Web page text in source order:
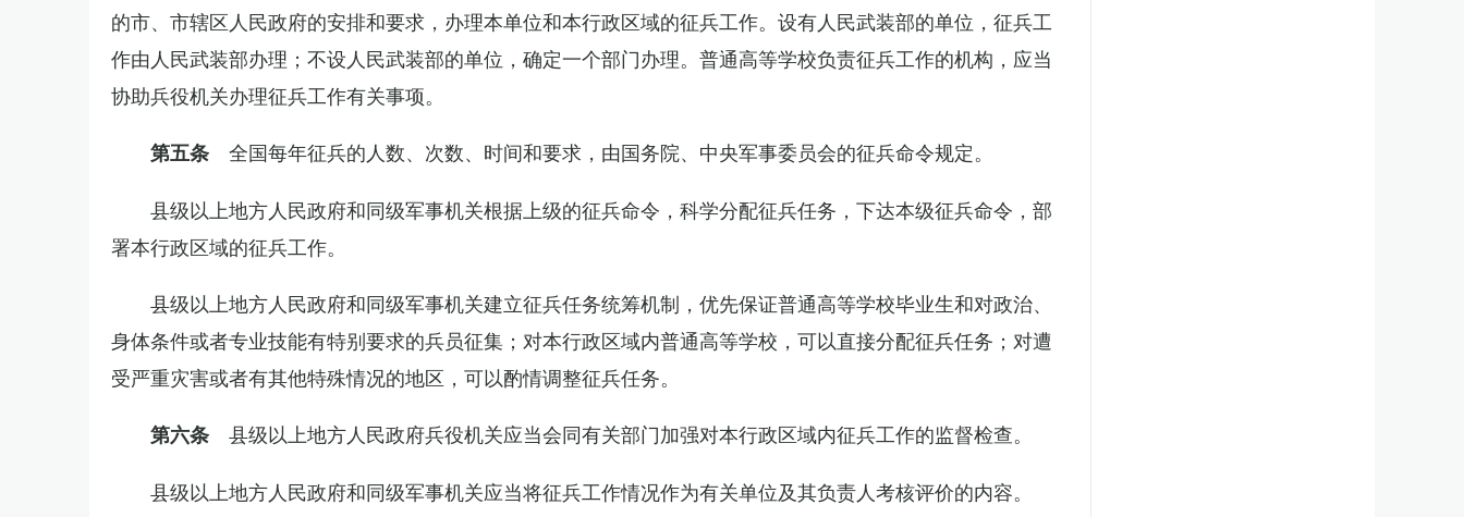
的市、市辖区人民政府的安排和要求，办理本单位和本行政区域的征兵工作。设有人民武装部的单位，征兵工
作由人民武装部办理；不设人民武装部的单位，确定一个部门办理。普通高等学校负责征兵工作的机构，应当
协助兵役机关办理征兵工作有关事项。
第五条 全国每年征兵的人数、次数、时间和要求，由国务院、中央军事委员会的征兵命令规定。
县级以上地方人民政府和同级军事机关根据上级的征兵命令，科学分配征兵任务，下达本级征兵命令，部
署本行政区域的征兵工作。
县级以上地方人民政府和同级军事机关建立征兵任务统筹机制，优先保证普通高等学校毕业生和对政治、
身体条件或者专业技能有特别要求的兵员征集；对本行政区域内普通高等学校，可以直接分配征兵任务；对遭
受严重灾害或者有其他特殊情况的地区，可以酌情调整征兵任务。
第六条 县级以上地方人民政府兵役机关应当会同有关部门加强对本行政区域内征兵工作的监督检查。
县级以上地方人民政府和同级军事机关应当将征兵工作情况作为有关单位及其负责人考核评价的内容。